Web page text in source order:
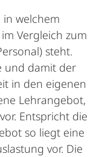
welchem
Vergleich zum
steht.
und damit der
in den eigenen
Lehrangebot,
Entspricht die
so liegt eine
vor. Die